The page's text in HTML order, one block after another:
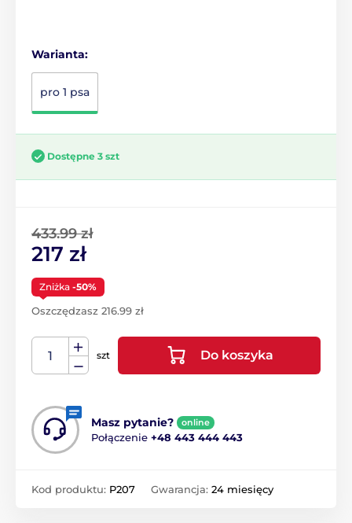
Warianta:
pro 1 psa
Dostępne 3 szt
433.99 zł
217 zł
Zniżka -50%
Oszczędzasz 216.99 zł
szt Do koszyka
Masz pytanie? online
Połączenie +48 443 444 443
Kod produktu: P207 Gwarancja: 24 miesięcy